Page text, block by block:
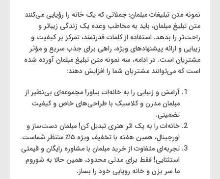
نمونه متن تبلیغات مبلمان؛ جملاتی که یک خانه را رؤیایی می‌کنند
متن تبلیغ مبلمان، باید به مخاطب وعده یک زندگی زیباتر و
راحت‌تر را بدهد. استفاده از کلمات قدرتمند، تمرکز بر کیفیت و
زیبایی و ارائه پیشنهادهای ویژه، راهی برای جذب سریع و مؤثر
مشتریان است. در ادامه، سه نمونه متن تبلیغ مبلمان آورده شده
است که می‌توانند مشتریان شما را افزایش دهند:
آرامش و زیبایی را به خانه‌ات بیاور! مجموعه‌ای بی‌نظیر از
مبلمان مدرن و کلاسیک با طراحی‌های خاص و کیفیت
تضمینی.
خانه‌ات را به یک اثر هنری تبدیل کن! مبلمان دست‌ساز و
اورجینال، همین هفته با تخفیف ویژه ۱۵٪ منتظر شماست.
تجربه‌ای متفاوت از خرید مبلمان با مشاوره رایگان و قیمتی
استثنایی! فقط برای مدتی محدود، همین حالا به شوروم
ما سر بزن و خانه رویایی خود را بساز.